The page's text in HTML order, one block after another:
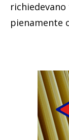
pienamente